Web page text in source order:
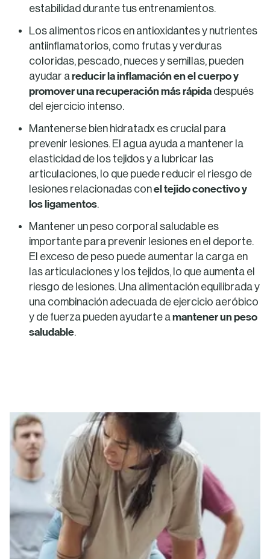
estabilidad durante tus entrenamientos.
Los alimentos ricos en antioxidantes y nutrientes
antiinflamatorios, como frutas y verduras
coloridas, pescado, nueces y semillas, pueden
ayudar areducir la inflamación en el cuerpo y
promover una recuperación más rápida después
del ejercicio intenso.
Mantenerse bien hidratadx es crucial para
prevenir lesiones. El agua ayuda a mantener la
elasticidad de los tejidos y a lubricar las
articulaciones, lo que puede reducir el riesgo de
lesiones relacionadas conel tejido conectivo y
los ligamentos.
Mantener un peso corporal saludable es
importante para prevenir lesiones en el deporte.
El exceso de peso puede aumentar la carga en
las articulaciones y los tejidos, lo que aumenta el
riesgo de lesiones. Una alimentación equilibrada y
una combinación adecuada de ejercicio aeróbico
y de fuerza pueden ayudarte amantener un peso
saludable.